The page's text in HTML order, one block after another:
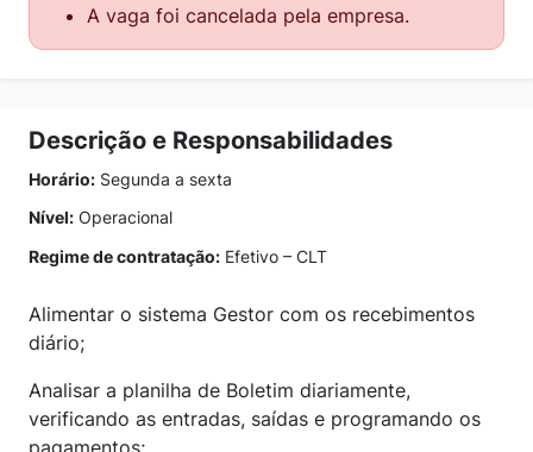
A vaga foi cancelada pela empresa.
Descrição e Responsabilidades
Horário: Segunda a sexta
Nível: Operacional
Regime de contratação: Efetivo – CLT
Alimentar o sistema Gestor com os recebimentos
diário;
Analisar a planilha de Boletim diariamente,
verificando as entradas, saídas e programando os
pagamentos;